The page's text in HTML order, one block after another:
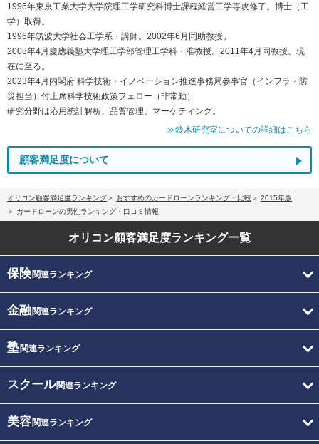
1996年東京工業大学大学院理工学研究科博士課程経営工学専攻修了。博士（工
学）取得。
1996年筑波大学社会工学系・講師。2002年6月同助教授。
2008年4月慶應義塾大学理工学部管理工学科・准教授。2011年4月同教授、現
在に至る。
2023年4月内閣府 科学技術・イノベーション推進事務局参事官（インフラ・防
災担当）付上席科学技術政策フェロー（非常勤）
研究分野は応用統計解析、品質管理、マーケティング。
≫鈴木研究室についての詳細はこちら
顧客満足度について
オリコン顧客満足度ランキング おすすめのカードローンランキング・比較
2015年版
カードローンの男性ランキング・口コミ情報
オリコン顧客満足度ランキング一覧
保険関連ランキング
金融関連ランキング
塾関連ランキング
スクール関連ランキング
美容関連ランキング